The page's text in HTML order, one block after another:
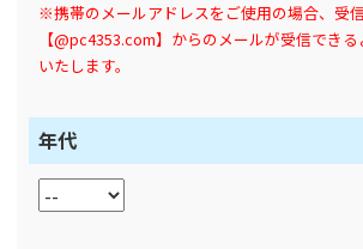
※携帯のメールアドレスをご使用の場合、受
【@pc4353.com】からのメールが受信でき
いたします。
年代